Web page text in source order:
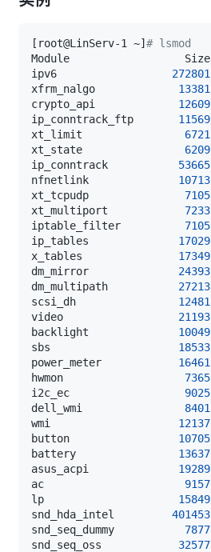
[ root@LinServ-1 ~] # lsmod
ipv6 272801
xfrm_nalgo 13381
crypto_api 12609
ip_conntrack_ftp 11569
xt_limit 6721
xt_state 6209
ip_conntrack 53665
nfnetlink 10713
xt_tcpudp 7105
xt_multiport 7233
iptable_filter 7105
ip_tables 17029
x_tables 17349
dm_mirror 24393
dm_multipath 27213
scsi_dh 12481
video 21193
backlight 10049
sbs 18533
power_meter 16461
hwmon 7365
i2c_ec 9025
dell_wmi 8401
wmi 12137
button 10705
battery 13637
asus_acpi 19289
ac 9157
lp 15849
snd_hda_intel 401453
snd_seq_dummy 7877
snd_seq_oss 32577